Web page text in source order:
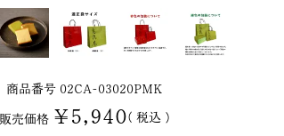
商品番号 02CA-03020PMK
販売価格 ¥5,940 税込